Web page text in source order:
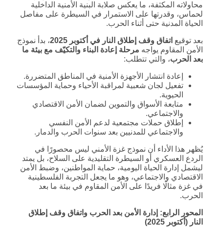
محاولاته المكثفة، ما يعكس صلابة البنية الأمنية الداخلية
لحماس، وقدرتها على الاستمرار في السيطرة على مفاصل
الحياة المدنية حتى أثناء الحرب.
بعد توقيع اتفاق وقف إطلاق النار في أكتوبر 2025
، بدأ نموذج
الأمن المقاوم يواجه مرحلة إعادة البناء والتكيّف مع بيئة ما
بعد الحرب، والتي تتطلب:
إعادة انتشار الأجهزة الأمنية في المناطق المتضررة.
تفعيل لجان شعبية لمراقبة الأحياء وحماية المؤسسات
الحيوية.
متابعة الأسواق والتموين لضمان الأمن الاقتصادي
والاجتماعي.
إطلاق حملات مجتمعية لدعم الأمن النفسي
والاجتماعي للمدنيين بعد سنوات الحرب والدمار.
يُظهر هذا الأداء أن نموذج غزة الأمني ليس محصورًا في
الردع العسكري أو السيطرة التقليدية على السلاح، بل يمتد
ليشمل إدارة الحياة اليومية، حماية المواطنين، وضبط الأمن
الاقتصادي والاجتماعي، وهو ما يجعل التجربة الفلسطينية
في غزة مثالًا فريدًا على الأمن المقاوم في بيئة ما بعد
الحرب.
المحور الرابع: إدارة الأمن بعد الحرب واتفاق وقف إطلاق
النار (أكتوبر 2025)